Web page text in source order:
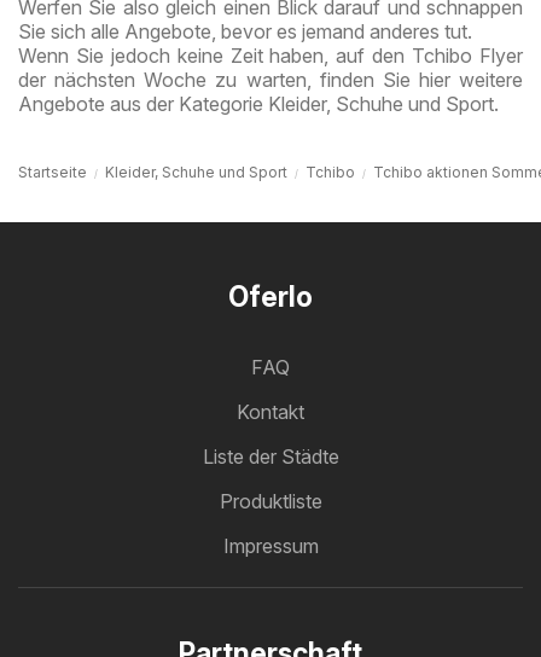
Werfen Sie also gleich einen Blick darauf und schnappen
Sie sich alle Angebote, bevor es jemand anderes tut.
Wenn Sie jedoch keine Zeit haben, auf den Tchibo Flyer
der nächsten Woche zu warten, finden Sie hier weitere
Angebote aus der Kategorie Kleider, Schuhe und Sport.
Startseite Kleider, Schuhe und Sport Tchibo Tchibo aktionen
Oferlo
FAQ
Kontakt
Liste der Städte
Produktliste
Impressum